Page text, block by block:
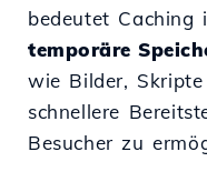
bedeutet
temporäre
wie Bilder,
schnellere
Besucher zu